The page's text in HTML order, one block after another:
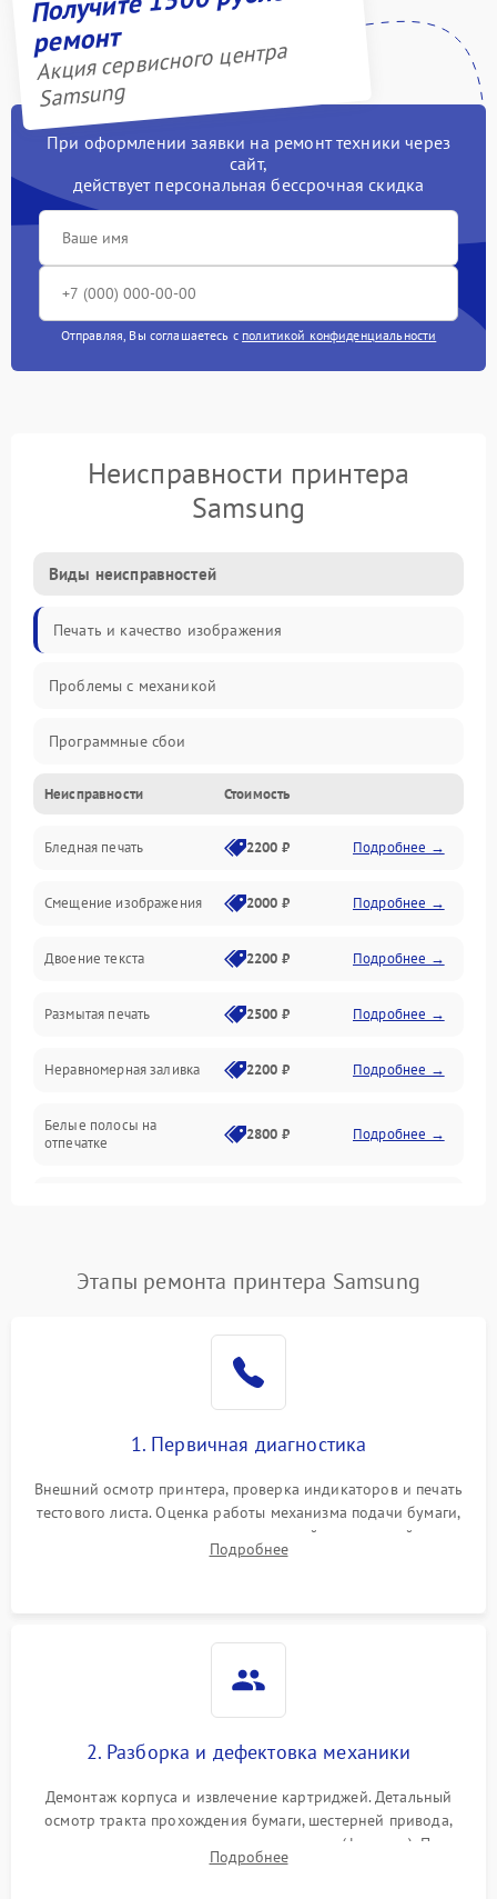
ремонт
Акция сервисного центра
Samsung
При оформлении заявки на ремонт техники через
сайт,
действует персональная бессрочная скидка
Отправляя, Вы соглашаетесь с политикой конфиденциальности
Неисправности принтера
Samsung
Виды неисправностей
Печать и качество изображения
Проблемы с механикой
Программные сбои
Программные ошибки
Картриджи и расходники
Механика и узлы
Подключение и интерфейсы
Панель управления и индикация
Режим работы
Питание и запуск
Неисправности Стоимость
Бледная печать 2200 ₽ Подробнее →
Смещение изображения 2000 ₽ Подробнее →
Двоение текста 2200 ₽ Подробнее →
Размытая печать 2500 ₽ Подробнее →
Неравномерная заливка 2200 ₽ Подробнее →
Белые полосы на
отпечатке
2800 ₽ Подробнее →
Этапы ремонта принтера Samsung
1. Первичная диагностика
Внешний осмотр принтера, проверка индикаторов и печать
тестового листа. Оценка работы механизма подачи бумаги,
выявление посторонних шумов, замятий и первичный анализ
дефектов печати (полосы, фон, пробелы).
Подробнее
2. Разборка и дефектовка механики
Демонтаж корпуса и извлечение картриджей. Детальный
осмотр тракта прохождения бумаги, шестерней привода,
роликов захвата и узла термозакрепления (фьюзера). Поиск
физического износа и повреждений деталей.
Подробнее